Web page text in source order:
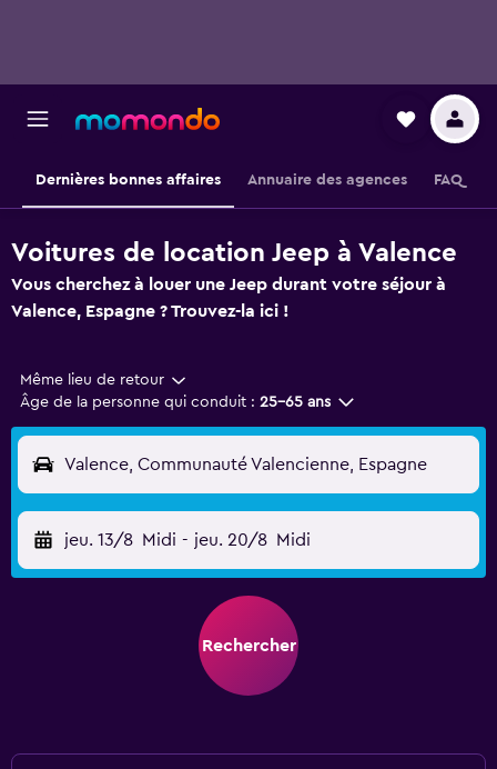
Dernières bonnes affaires Annuaire des agences FAQ
Voitures de location Jeep à Valence
Vous cherchez à louer une Jeep durant votre séjour à
Valence, Espagne ? Trouvez-la ici !
Même lieu de retour
Âge de la personne qui conduit : 25-65 ans
Valence, Communauté Valencienne, Espagne
jeu. 13/8 Midi - jeu. 20/8 Midi
Rechercher